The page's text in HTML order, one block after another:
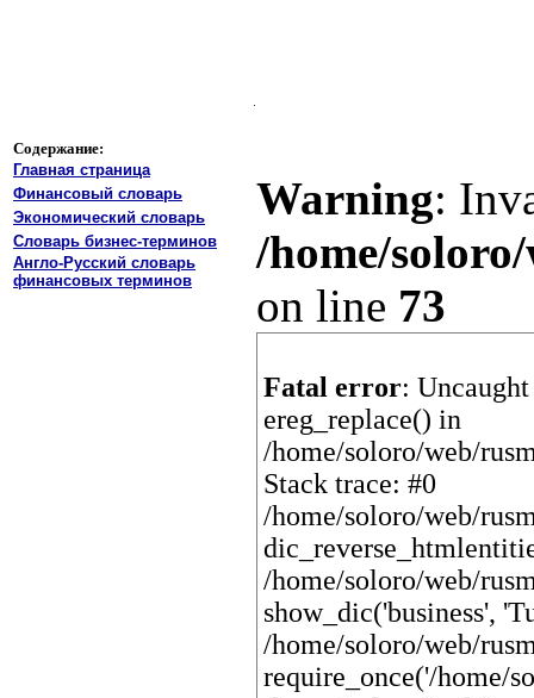
Содержание:
Главная страница
Финансовый словарь
Экономический словарь
Словарь бизнес-терминов
Англо-Русский словарь
финансовых терминов
Warning:
/home/
on line 73
Fatal error:
ereg_replace() in
/home/soloro/web/
Stack trace: #0
/home/soloro/web/
/home/soloro/web/
show_dic('business',
/home/soloro/web/
require_once('/home/